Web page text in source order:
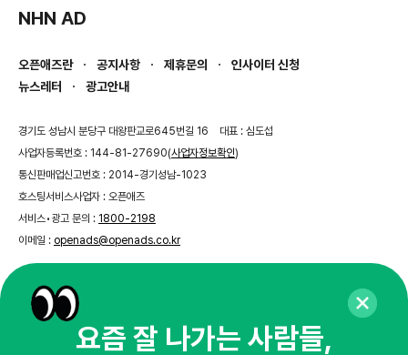
NHN AD
오픈애즈란 공지사항 제휴문의
인사이터 신청
뉴스레터
광고안내
경기도 성남시 분당구 대왕판교로645번길 16
대표 : 심도섭
사업자등록번호 : 144-81-27690(사업자정보확인)
통신판매업신고번호 : 2014-경기성남-1023
호스팅서비스사업자 : 오픈애즈
서비스•광고 문의 : 1800-2198
이메일 : openads@openads.co.kr
이용약관개인정보처리방침
threadkakaotalk
요즘 잘 나가는 사람들,